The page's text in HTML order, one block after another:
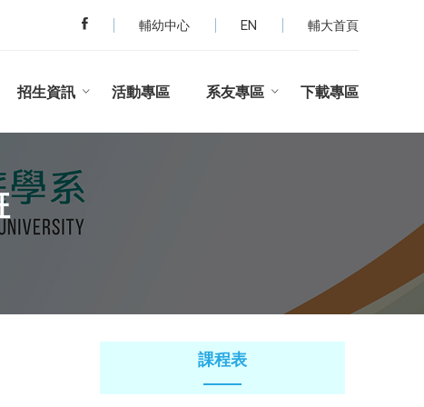
輔幼中心 EN 輔大首頁
招生資訊 活動專區 系友專區 下載專區
課程表